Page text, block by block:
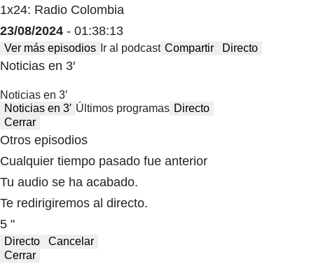
1x24: Radio Colombia
23/08/2024 - 01:38:13
Ver más episodios Ir al podcast Compartir Directo
Noticias en 3′
Noticias en 3′
Noticias en 3′ Últimos programas Directo
Cerrar
Otros episodios
Cualquier tiempo pasado fue anterior
Tu audio se ha acabado.
Te redirigiremos al directo.
5 "
Directo
Cancelar
Cerrar